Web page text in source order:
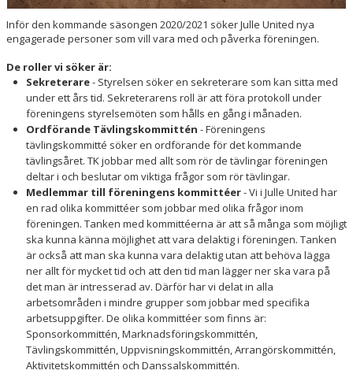
Inför den kommande säsongen 2020/2021 söker Julle United nya
engagerade personer som vill vara med och påverka föreningen.
De roller vi söker är:
Sekreterare- Styrelsen söker en sekreterare som kan sitta med
under ett års tid. Sekreterarens roll är att föra protokoll under
föreningens styrelsemöten som hålls en gång i månaden.
Ordförande Tävlingskommittén - Föreningens
tävlingskommitté söker en ordförande för det kommande
tävlingsåret. TK jobbar med allt som rör de tävlingar föreningen
deltar i och beslutar om viktiga frågor som rör tävlingar.
Medlemmar till föreningens kommittéer- Vi i Julle United har
en rad olika kommittéer som jobbar med olika frågor inom
föreningen. Tanken med kommittéerna är att så många som möjligt
ska kunna känna möjlighet att vara delaktig i föreningen. Tanken
är också att man ska kunna vara delaktig utan att behöva lägga
ner allt för mycket tid och att den tid man lägger ner ska vara på
det man är intresserad av. Därför har vi delat in alla
arbetsområden i mindre grupper som jobbar med specifika
arbetsuppgifter. De olika kommittéer som finns är:
Sponsorkommittén, Marknadsföringskommittén,
Tävlingskommittén, Uppvisningskommittén, Arrangörskommittén,
Aktivitetskommittén och Danssalskommittén.